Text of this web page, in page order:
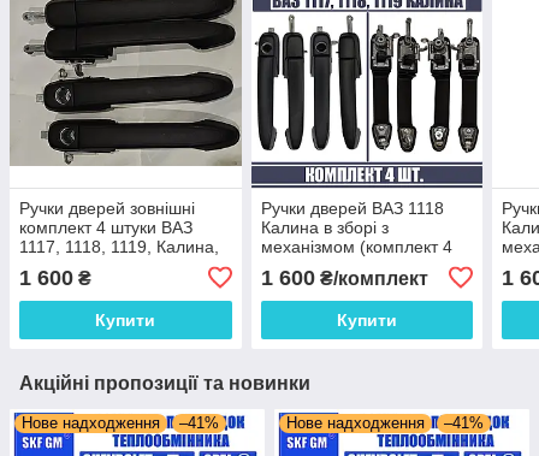
Ручки дверей зовнішні
комплект 4 штуки ВАЗ
1117, 1118, 1119, Калина,
1 600 ₴
Купити
Ручки дверей ВАЗ 1118
Калина в зборі з
механізмом (комплект 4
1 600₴/комплект
Купити
1
Акційні пропозиції та новинки
Нове надходження –41% Нове надходження –41%